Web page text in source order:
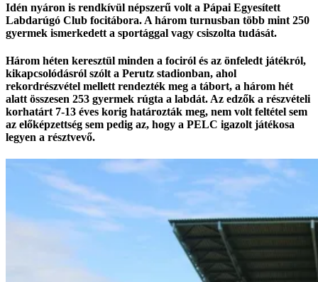
Idén nyáron is rendkívül népszerű volt a Pápai Egyesített
Labdarúgó Club focitábora. A három turnusban több mint 250
gyermek ismerkedett a sportággal vagy csiszolta tudását.
Három héten keresztül minden a fociról és az önfeledt játékról,
kikapcsolódásról szólt a Perutz stadionban, ahol
rekordrészvétel mellett rendezték meg a tábort, a három hét
alatt összesen 253 gyermek rúgta a labdát. Az edzők a részvételi
korhatárt 7-13 éves korig határozták meg, nem volt feltétel sem
az előképzettség sem pedig az, hogy a PELC igazolt játékosa
legyen a résztvevő.